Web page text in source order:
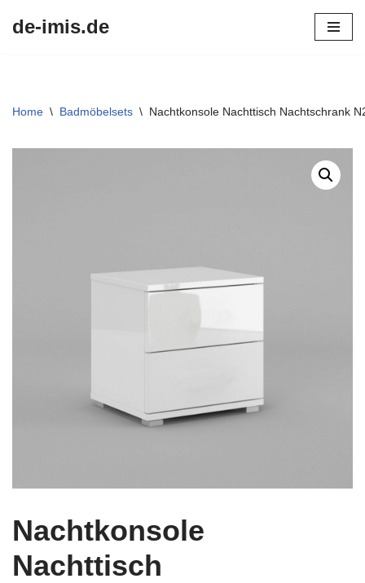
de-imis.de
Home \ Badmöbelsets \ Nachtkonsole Nachttisch Nachtschrank
Nachtkonsole
Nachttisch